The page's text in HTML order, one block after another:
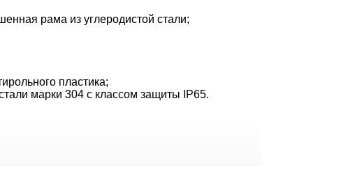
рама из углеродистой стали;
пластика;
марки 304 с классом защиты IP65.